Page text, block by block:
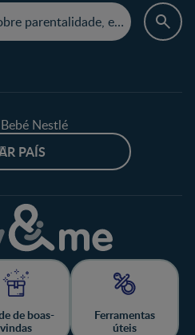
Nestlé
PAÍS
de boas-
vindas
Ferramentas
úteis